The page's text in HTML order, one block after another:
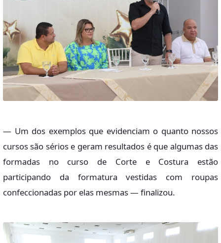
— Um dos exemplos que evidenciam o quanto nossos
cursos são sérios e geram resultados é que algumas das
formadas no curso de Corte e Costura estão
participando da formatura vestidas com roupas
confeccionadas por elas mesmas — finalizou.